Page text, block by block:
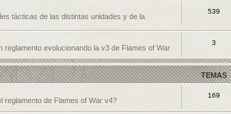
tácticas de las distintas unidades y de la
539
reglamento evolucionando la v3 de Flames of War
3
TEMAS
reglamento de Flames of War v4?
169